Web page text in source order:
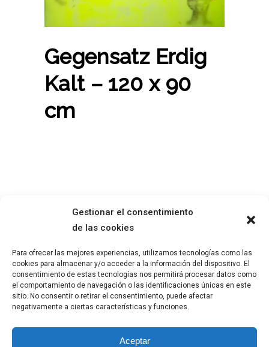
Gestionar el consentimiento
de las cookies
Para ofrecer las mejores experiencias, utilizamos tecnologías como las
cookies para almacenar y/o acceder a la información del dispositivo. El
consentimiento de estas tecnologías nos permitirá procesar datos como
el comportamiento de navegación o las identificaciones únicas en este
sitio. No consentir o retirar el consentimiento, puede afectar
negativamente a ciertas características y funciones.
Aceptar
Gegensatz Erdig
Kalt – 120 x 90
cm
ABOUT ME
LEGAL ADVISE
WORK
PRIVACY POLICY
BLOG
COOKIE POLICY
Ángeles Alcántara, All right reserved.